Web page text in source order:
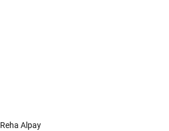
Reha Alpay